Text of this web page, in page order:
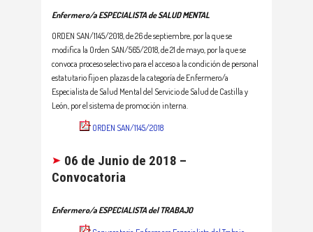
Enfermero/a ESPECIALISTA de SALUD MENTAL
ORDEN SAN/1145/2018, de 26 de septiembre, por la que se
modifica la Orden SAN/565/2018, de 21 de mayo, por la que se
convoca proceso selectivo para el acceso a la condición de personal
estatutario fijo en plazas de la categoría de Enfermero/a
Especialista de Salud Mental del Servicio de Salud de Castilla y
León, por el sistema de promoción interna.
ORDEN SAN/1145/2018
06 de Junio de 2018 –
Convocatoria
Enfermero/a ESPECIALISTA del TRABAJO